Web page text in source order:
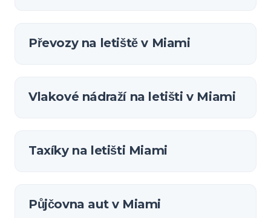
Převozy na letiště v Miami
Vlakové nádraží na letišti v Miami
Taxíky na letišti Miami
Půjčovna aut v Miami